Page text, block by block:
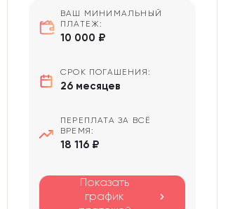
ВАШ МИНИМАЛЬНЫЙ
ПЛАТЕЖ:
10 000 ₽
СРОК ПОГАШЕНИЯ:
26 месяцев
ПЕРЕПЛАТА ЗА ВСЁ
ВРЕМЯ:
18 116 ₽
Показать
график